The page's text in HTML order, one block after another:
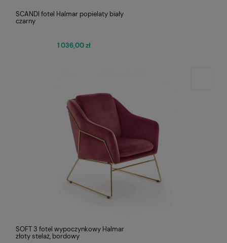
SCANDI fotel Halmar popielaty biały
czarny
1 036,00 zł
SOFT 3 fotel wypoczynkowy Halmar
złoty stelaż, bordowy